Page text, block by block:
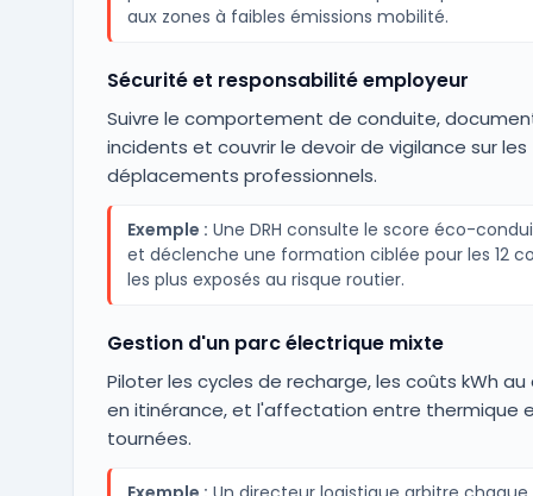
aux zones à faibles émissions mobilité.
Sécurité et responsabilité employeur
Suivre le comportement de conduite,
incidents et couvrir le devoir de vigilance sur les
déplacements professionnels.
Exemple : Une DRH consulte le score éco-
et déclenche une formation ciblée pour les 12
les plus exposés au risque routier.
Gestion d'un parc électrique mixte
Piloter les cycles de recharge, les coûts kWh
en itinérance, et l'affectation entre thermique
tournées.